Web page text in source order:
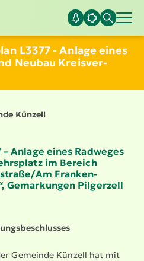
L3377 - Anlage eines
Neubau Kreis­ver­
Künzell
– Anlage eines Radweges
im Bereich
Am Franken­
Gemarkungen Pilgerzell
Gemeinde Künzell hat mit